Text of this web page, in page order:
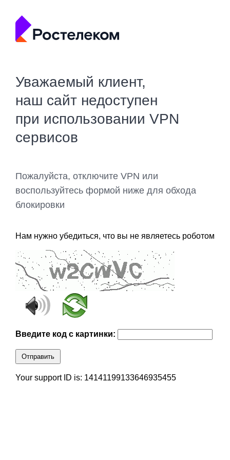
Уважаемый клиент,
наш сайт недоступен
при использовании VPN
сервисов
Пожалуйста, отключите VPN или
воспользуйтесь формой ниже для обхода
блокировки
Нам нужно убедиться, что вы не являетесь роботом
Введите код с картинки:
Отправить
Your support ID is: 14141199133646935455